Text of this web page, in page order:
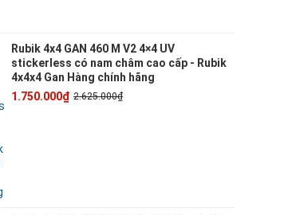
Rubik 4x4 GAN 460 M V2 4×4 UV
stickerless có nam châm cao cấp - Rubik
4x4x4 Gan Hàng chính hãng
1.750.000₫ 2.625.000₫